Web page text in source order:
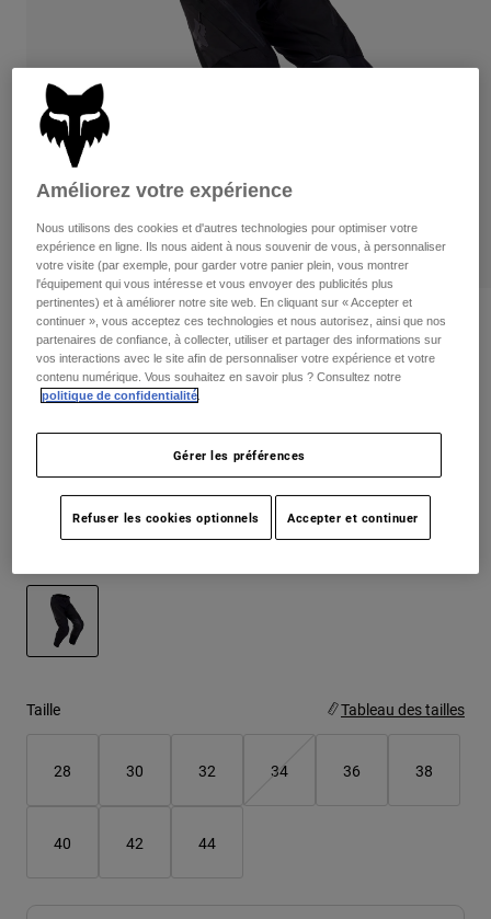
Guards & Protection
Base Layers
Gear Bags
Socks
Pads & Protection
Goggles
Base Layers
Bottles & Hydration Packs
Replacement Parts
Swim
Tout acheter
Womens
Hats
Shirts
Sweatshirts
Jackets
Pants
Youth
Hats
Shirts
Shorts
Tout acheter
Critiques
Defend Off-Road Pants
Price reduced from
251,99 C$
Taille Tableau des tailles
28 30 32 34 36 38
40 42 44
Améliorez votre expérience
Nous utilisons des cookies et d'autres technologies pour optimiser votre
expérience en ligne. Ils nous aident à nous souvenir de vous, à personnaliser
votre visite (par exemple, pour garder votre panier plein, vous montrer
l'équipement qui vous intéresse et vous envoyer des publicités plus
pertinentes) et à améliorer notre site web. En cliquant sur « Accepter et
continuer », vous acceptez ces technologies et nous autorisez, ainsi que nos
partenaires de confiance, à collecter, utiliser et partager des informations sur
vos interactions avec le site afin de personnaliser votre expérience et votre
contenu numérique. Vous souhaitez en savoir plus ? Consultez notre
politique de confidentialité
Gérer les préférences
Refuser les cookies optionnels Accepter et continuer